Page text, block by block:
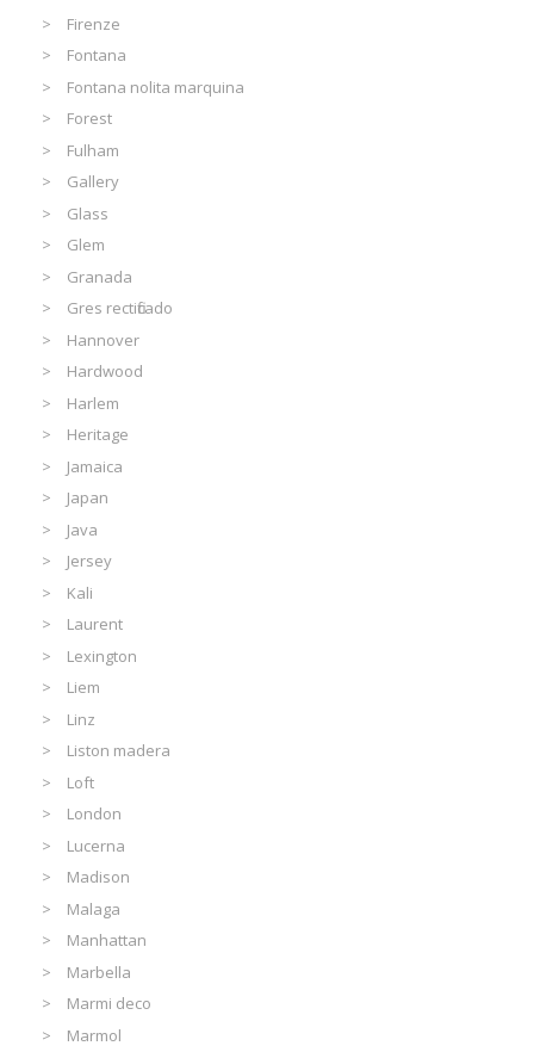
Firenze
Fontana
Fontana nolita marquina
Forest
Fulham
Gallery
Glass
Glem
Granada
Gres rectificado
Hannover
Hardwood
Harlem
Heritage
Jamaica
Japan
Java
Jersey
Kali
Laurent
Lexington
Liem
Linz
Liston madera
Loft
London
Lucerna
Madison
Malaga
Manhattan
Marbella
Marmi deco
Marmol